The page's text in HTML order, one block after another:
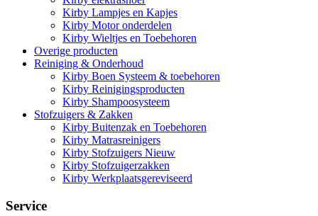
Kirby Lampjes en Kapjes
Kirby Motor onderdelen
Kirby Wieltjes en Toebehoren
Overige producten
Reiniging & Onderhoud
Kirby Boen Systeem & toebehoren
Kirby Reinigingsproducten
Kirby Shampoosysteem
Stofzuigers & Zakken
Kirby Buitenzak en Toebehoren
Kirby Matrasreinigers
Kirby Stofzuigers Nieuw
Kirby Stofzuigerzakken
Kirby Werkplaatsgereviseerd
Service